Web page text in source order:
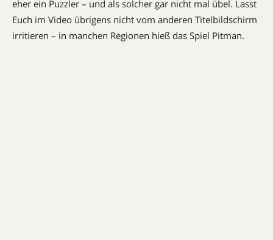
eher ein Puzzler – und als solcher gar nicht mal übel. Lasst
Euch im Video übrigens nicht vom anderen Titelbildschirm
irritieren – in manchen Regionen hieß das Spiel Pitman.